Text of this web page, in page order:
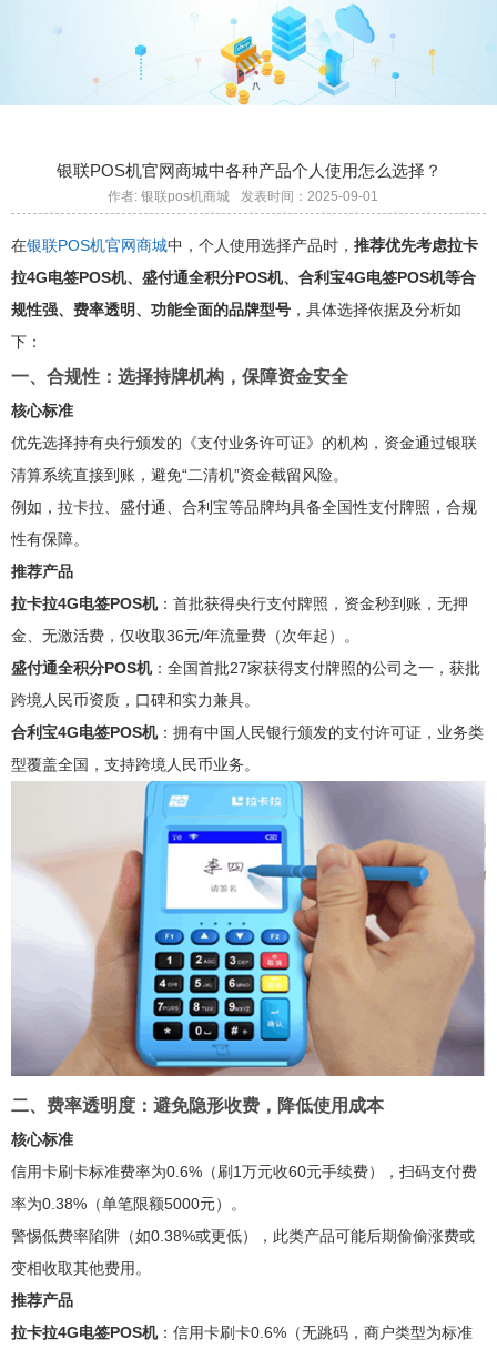
银联POS机官网商城中各种产品个人使用怎么选择？
作者: 银联pos机商城 发表时间：2025-09-01
在银联POS机官网商城中，个人使用选择产品时， 推荐优先考虑拉卡
拉4G电签POS机、盛付通全积分POS机、合利宝4G电签POS机等合
规性强、费率透明、功能全面的品牌型号 ，具体选择依据及分析如
下：
一、合规性：选择持牌机构，保障资金安全
核心标准
优先选择持有央行颁发的《支付业务许可证》的机构，资金通过银联
清算系统直接到账，避免“二清机”资金截留风险。
例如，拉卡拉、盛付通、合利宝等品牌均具备全国性支付牌照，合规
性有保障。
推荐产品
拉卡拉4G电签POS机：首批获得央行支付牌照，资金秒到账，无押
金、无激活费，仅收取36元/年流量费（次年起）。
盛付通全积分POS机：全国首批27家获得支付牌照的公司之一，获批
跨境人民币资质，口碑和实力兼具。
合利宝4G电签POS机：拥有中国人民银行颁发的支付许可证，业务类
型覆盖全国，支持跨境人民币业务。
二、费率透明度：避免隐形收费，降低使用成本
核心标准
信用卡刷卡标准费率为0.6%（刷1万元收60元手续费），扫码支付费
率为0.38%（单笔限额5000元）。
警惕低费率陷阱（如0.38%或更低），此类产品可能后期偷偷涨费或
变相收取其他费用。
推荐产品
拉卡拉4G电签POS机：信用卡刷卡0.6%（无跳码，商户类型为标准